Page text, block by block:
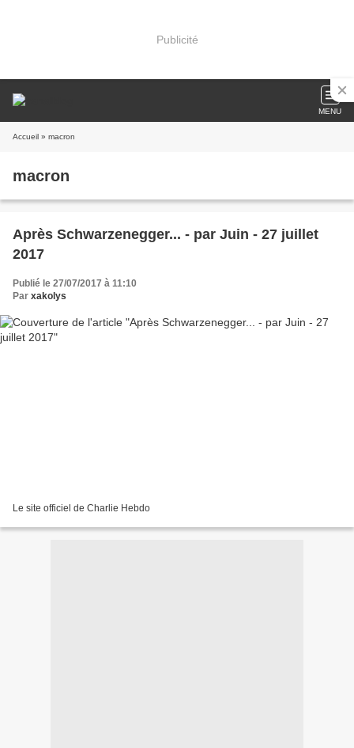
Publicité
MENU
Accueil » macron
macron
Après Schwarzenegger... - par Juin - 27 juillet
2017
Publié le 27/07/2017 à 11:10
Par xakolys
Le site officiel de Charlie Hebdo